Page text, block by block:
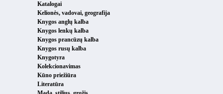
Katalogai
Kelionės, vadovai, geografija
Knygos anglų kalba
Knygos lenkų kalba
Knygos prancūzų kalba
Knygos rusų kalba
Knygotyra
Kolekcionavimas
Kūno priežiūra
Literatūra